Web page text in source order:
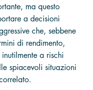
ma questo
a decisioni
che, sebbene
di rendimento,
a rischi
spiacevoli situazioni